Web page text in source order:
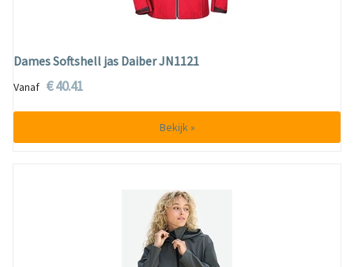
Dames Softshell jas Daiber JN1121
Vanaf € 40.41
Bekijk »